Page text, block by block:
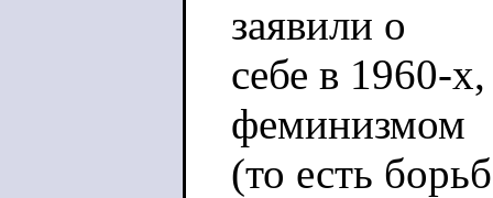
заявили о
себе в 1960-
феминизмом
(то есть